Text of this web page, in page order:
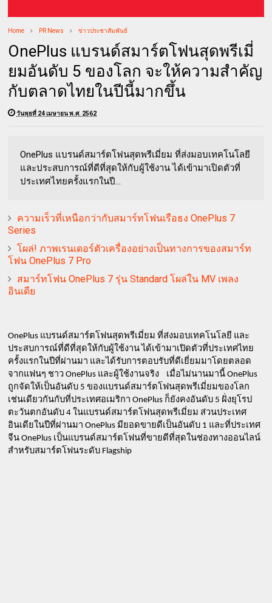
Home PR News ข่าวประชาสัมพันธ์
OnePlus แบรนด์สมาร์ตโฟนสุดพรีเมี่
ยมอันดับ 5 ของโลก จะให้ความสำคัญ
กับตลาดไทยในปีนี้มากขึ้น
วันพุธที่ 24 เมษายน พ.ศ. 2562
OnePlus แบรนด์สมาร์ตโฟนสุดพรีเมี่ยม ที่ส่งมอบเทคโนโลยี
และประสบการณ์ที่ดีที่สุดให้กับผู้ใช้งาน ได้เข้ามาเปิดตัวที่
ประเทศไทยครั้งแรกในปี...
ความเร็วที่เหนือกว่ากับสมาร์ทโฟนเรือธง OnePlus 7
Series
โผล่! ภาพเรนเดอร์ตัวเครื่องอย่างเป็นทางการของสมาร์ท
โฟน OnePlus 7 Pro
สมาร์ทโฟน OnePlus 7 รุ่น Standard โผล่ใน MV เพลง
อินเดีย
OnePlus แบรนด์สมาร์ตโฟนสุดพรีเมี่ยม ที่ส่งมอบเทคโนโลยี และ
ประสบการณ์ที่ดีที่สุดให้กับผู้ใช้งาน ได้เข้ามาเปิดตัวที่ประเทศไทย
ครั้งแรกในปีที่ผ่านมา และได้รับการตอบรับที่ดีเยี่ยมมาโดยตลอด
จากแฟนๆ ชาว OnePlus และผู้ใช้งานจริง    เมื่อไม่นานมานี้ OnePlus
ถูกจัดให้เป็นอันดับ 5 ของแบรนด์สมาร์ตโฟนสุดพรีเมี่ยมของโลก
เช่นเดียวกันกับที่ประเทศอเมริกา OnePlus ก็ยังคงอันดับ 5 ฝั่งยุโรป
ตะวันตกอันดับ 4 ในแบรนด์สมาร์ตโฟนสุดพรีเมี่ยม ส่วนประเทศ
อินเดียในปีที่ผ่านมา OnePlus มียอดขายดีเป็นอันดับ 1 และที่ประเทศ
จีน OnePlus เป็นแบรนด์สมาร์ตโฟนที่ขายดีที่สุดในช่องทางออนไลน์
สำหรับสมาร์ตโฟนระดับ Flagship